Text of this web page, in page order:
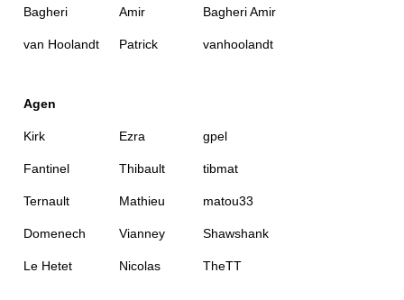
Bagheri Amir Bagheri Amir
van Hoolandt Patrick vanhoolandt
Agen
Kirk Ezra gpel
Fantinel Thibault tibmat
Ternault Mathieu matou33
Domenech Vianney Shawshank
Le Hetet Nicolas TheTT